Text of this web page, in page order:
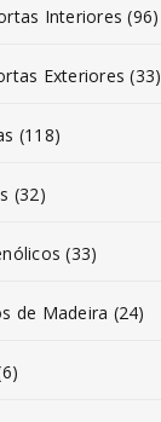
Interiores (96)
Exteriores (33)
(118)
(32)
(33)
de Madeira (24)